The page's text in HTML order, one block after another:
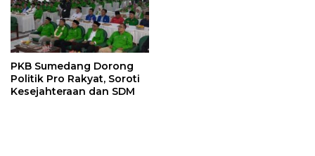
PKB Sumedang Dorong
Politik Pro Rakyat, Soroti
Kesejahteraan dan SDM